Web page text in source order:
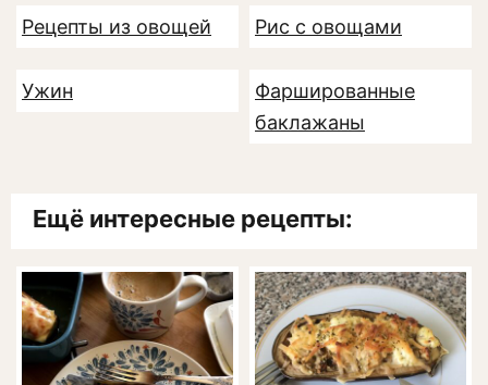
Рецепты из овощей Рис с овощами
Ужин
Фаршированные
баклажаны
Ещё интересные рецепты: